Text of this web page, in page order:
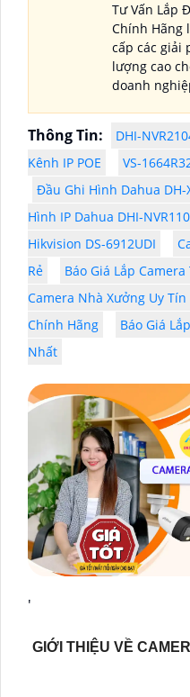
Tư Vấn Lắp
Chính Hãng
cấp các giải
lượng cao
doanh
Thông Tin:
DHI-
Kênh IP POE
VS-
Đầu Ghi Hình Dahua DH-
Hình IP Dahua DHI-
Hikvision DS-6912UDI
Rẻ
Báo Giá Lắp
Camera Nhà Xưởng Uy Tín
Chính Hãng
Báo Giá
Nhất
'
GIỚI THIỆU VỀ